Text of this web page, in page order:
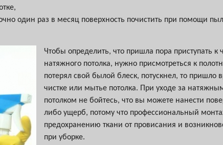
один раз в месяц поверхность почистить при помощи
Чтобы определить, что пришла пора приступать к
натяжного потолка, нужно присмотреться к
потерял свой былой блеск, потускнел, то пришло
чистке или мытье потолка. При уходе за
потолком не бойтесь, что вы можете нанести
либо ущерб, потому что профессиональный
предохранению ткани от провисания и
при уборке.